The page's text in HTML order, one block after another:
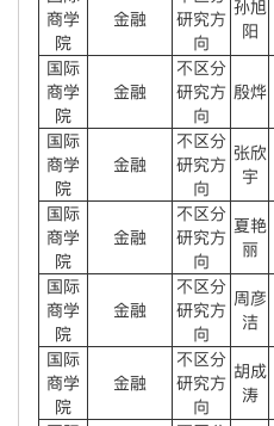
商学
院
金融
研究方
向
孙旭
阳
国际
商学
院
金融
不区分
研究方
向
殷烨
国际
商学
院
金融
不区分
研究方
向
张欣
宇
国际
商学
院
金融
不区分
研究方
向
夏艳
丽
国际
商学
院
金融
不区分
研究方
向
周彦
洁
国际
商学
院
金融
不区分
研究方
向
胡成
涛